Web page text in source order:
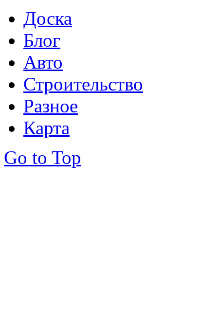
Доска
Блог
Авто
Строительство
Разное
Карта
Go to Top